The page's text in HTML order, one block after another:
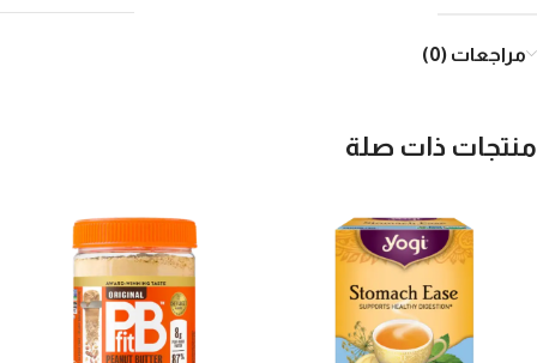
مراجعات (0)
منتجات ذات صلة